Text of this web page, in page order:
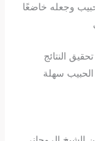
وجعله خاضعًا
النتائج
سهلة